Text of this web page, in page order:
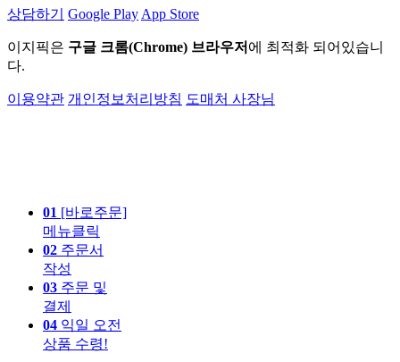
상담하기 Google Play App Store
이지픽은 구글 크롬(Chrome) 브라우저 에 최적화 되어있습니
다.
이용약관 개인정보처리방침 도매처 사장님
01 [바로주문]
메뉴클릭
02 주문서
작성
03 주문 및
결제
04 익일 오전
상품 수령!